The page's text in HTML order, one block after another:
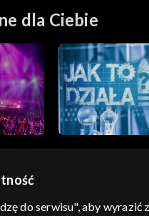
dla Ciebie
do serwisu", aby